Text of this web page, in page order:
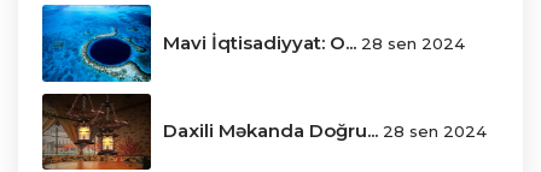
Mavi İqtisadiyyat: O... 28 sen 2024
Daxili Məkanda Doğru... 28 sen 2024